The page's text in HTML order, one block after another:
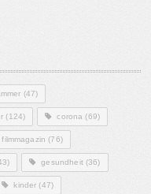
(47)
(124) corona (69)
filmmagazin (76)
gesundheit(36)
kinder (47)